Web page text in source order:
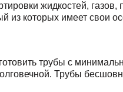
жидкостей, газов,
из которых имеет свои
трубы с
Трубы